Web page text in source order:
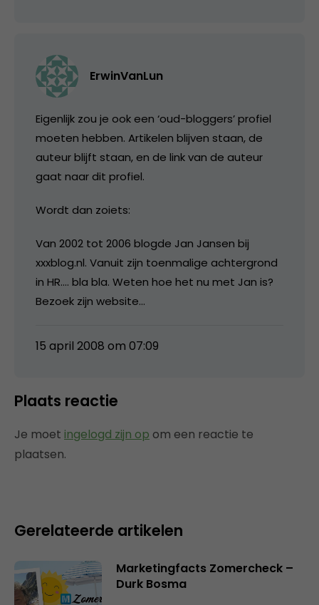
ErwinVanLun
Eigenlijk zou je ook een ‘oud-bloggers’ profiel
moeten hebben. Artikelen blijven staan, de
auteur blijft staan, en de link van de auteur
gaat naar dit profiel.
Wordt dan zoiets:
Van 2002 tot 2006 blogde Jan Jansen bij
xxxblog.nl. Vanuit zijn toenmalige achtergrond
in HR…. bla bla. Weten hoe het nu met Jan is?
Bezoek zijn website…
15 april 2008 om 07:09
Plaats reactie
Je moet ingelogd zijn op om een reactie te
plaatsen.
Gerelateerde artikelen
Marketingfacts Zomercheck –
Durk Bosma